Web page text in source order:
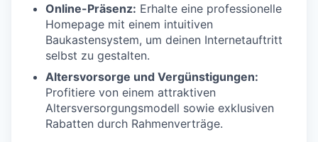
Online-Präsenz: Erhalte eine professionelle
Homepage mit einem intuitiven
Baukastensystem, um deinen Internetauftritt
selbst zu gestalten.
Altersvorsorge und Vergünstigungen:
Profitiere von einem attraktiven
Altersversorgungsmodell sowie exklusiven
Rabatten durch Rahmenverträge.